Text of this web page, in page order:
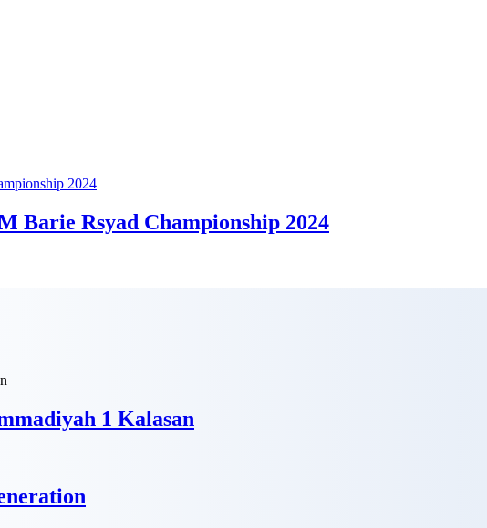
Barie Rsyad Championship 2024
1 Kalasan